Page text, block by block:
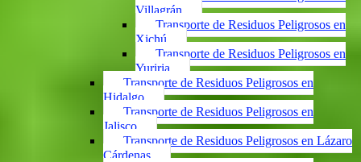
Villagrán
Transporte de Residuos Peligrosos en
Xichú
Transporte de Residuos Peligrosos en
Yuriria
Transporte de Residuos Peligrosos en
Hidalgo
Transporte de Residuos Peligrosos en
Jalisco
Transporte de Residuos Peligrosos en Lázaro
Cárdenas